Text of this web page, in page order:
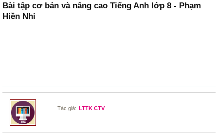
Bài tập cơ bản và nâng cao Tiếng Anh lớp 8 - Phạm
Hiền Nhi
Tác giả: LTTK CTV